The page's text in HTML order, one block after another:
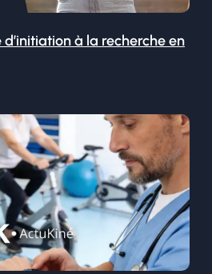
à la recherche en